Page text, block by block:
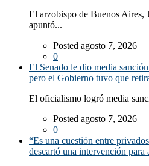
El arzobispo de Buenos Aires,
apuntó...
Posted agosto 7, 2026
0
El Senado le dio media
pero el Gobierno tuvo que
El oficialismo logró media
Posted agosto 7, 2026
0
“Es una cuestión entre
descartó una intervención para